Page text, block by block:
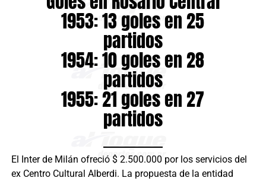
1953: 13 goles en 25
partidos
1954: 10 goles en 28
partidos
1955: 21 goles en 27
partidos
El Inter de Milán ofreció $ 2.500.000 por los servicios del
ex Centro Cultural Alberdi. La propuesta de la entidad